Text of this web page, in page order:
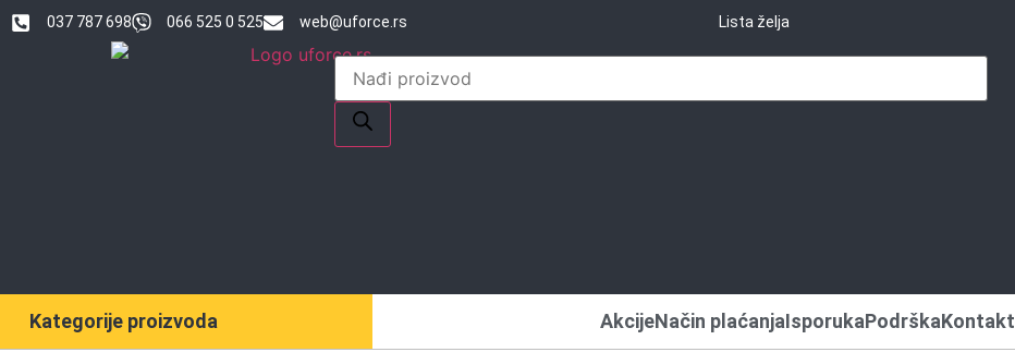
037 787 698 066 525 0 525 web@uforce.rs Lista želja
Kategorije proizvoda AkcijeNačin plaćanjaIsporukaPodrškaKontakt